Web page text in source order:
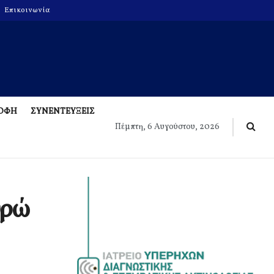
Επικοινωνία
ΣΥΝΕΝΤΕΥΞΕΙΣ
Πέμπτη, 6 Αυγούστου, 2026